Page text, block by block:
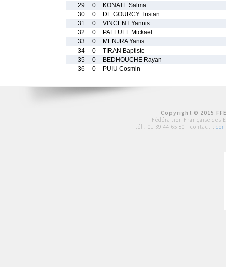
29
0
KONATE Salma
30
0
DE GOURCY Tristan
31
0
VINCENT Yannis
32
0
PALLUEL Mickael
33
0
MENJRA Yanis
34
0
TIRAN Baptiste
35
0
BEDHOUCHE Rayan
36
0 PUIU Cosmin
Copyright © 2015
Fédération Française des
tél : 01 39 44 65 80 | contact :